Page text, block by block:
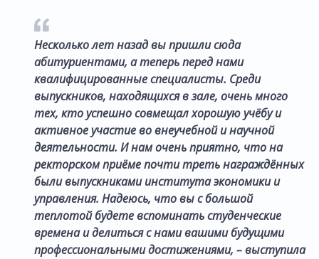
Несколько лет назад вы пришли сюда
абитуриентами, а теперь перед нами
квалифицированные специалисты. Среди
выпускников, находящихся в зале, очень много
тех, кто успешно совмещал хорошую учёбу и
активное участие во внеучебной и научной
деятельности. И нам очень приятно, что на
ректорском приёме почти треть награждённых
были выпускниками института экономики и
управления. Надеюсь, что вы с большой
теплотой будете вспоминать студенческие
времена и делиться с нами вашими будущими
профессиональными достижениями, – выступила